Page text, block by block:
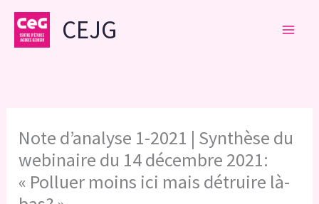
Aller
contenu
CEJG
Note d’analyse 1-2021 | Synthèse du
webinaire du 14 décembre 2021:
« Polluer moins ici mais détruire là-